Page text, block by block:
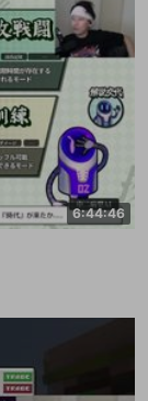
6:44:46